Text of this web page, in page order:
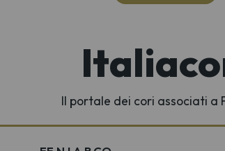
Il portale dei cori associati a